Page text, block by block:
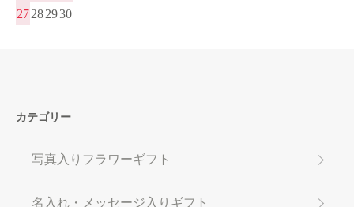
27282930
カテゴリー
写真入りフラワーギフト
名入れ・メッセージ入りギフト